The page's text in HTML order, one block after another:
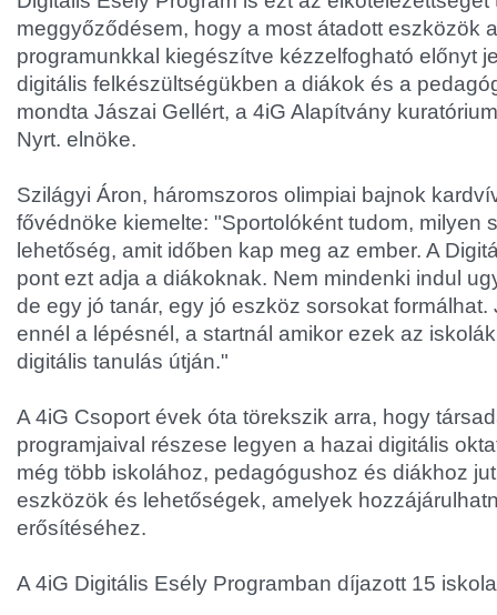
meggyőződésem, hogy a most átadott eszközök
programunkkal kiegészítve kézzelfogható előnyt
digitális felkészültségükben a diákok és a
mondta Jászai Gellért, a 4iG Alapítvány
Nyrt. elnöke.
Szilágyi Áron, háromszoros olimpiai bajnok
fővédnöke kiemelte: "Sportolóként tudom, milyen
lehetőség, amit időben kap meg az ember. A
pont ezt adja a diákoknak. Nem mindenki indul
de egy jó tanár, egy jó eszköz sorsokat formálhat.
ennél a lépésnél, a startnál amikor ezek az
digitális tanulás útján."
A 4iG Csoport évek óta törekszik arra, hogy
programjaival részese legyen a hazai digitális
még több iskolához, pedagógushoz és diákhoz
eszközök és lehetőségek, amelyek
erősítéséhez.
A 4iG Digitális Esély Programban díjazott 15